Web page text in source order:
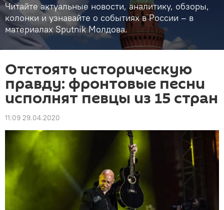
Читайте актуальные новости, аналитику, обзоры,
колонки и узнавайте о событиях в России – в
материалах Sputnik Молдова.
Отстоять историческую
правду: фронтовые песни
исполнят певцы из 15 стран
11:09 29.04.2020